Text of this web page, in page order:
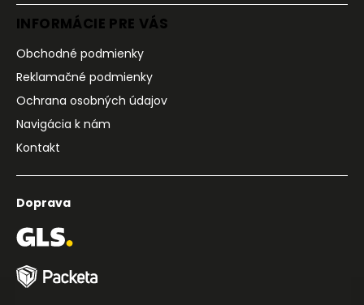
INFORMÁCIE PRE VÁS
Obchodné podmienky
Reklamačné podmienky
Ochrana osobných údajov
Navigácia k nám
Kontakt
Doprava